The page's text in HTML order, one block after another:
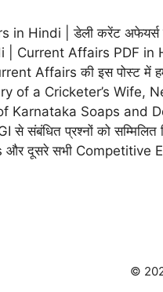
Hindi | डेली करेंट अफेयर्स
Current Affairs PDF in
Affairs की इस पोस्ट
of a Cricketer’s Wife,
Karnataka Soaps and
संबंधित प्रश्नों को
दूसरे सभी Competitive
©